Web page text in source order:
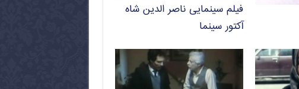
فیلم سینمایی ناصر الدین شاه
آکتور سینما